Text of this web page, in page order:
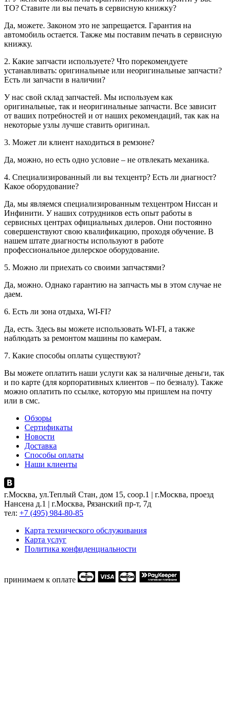
ТО? Ставите ли вы печать в сервисную книжку?
Да, можете. Законом это не запрещается. Гарантия на
автомобиль остается. Также мы поставим печать в сервисную
книжку.
2. Какие запчасти используете? Что порекомендуете
устанавливать: оригинальные или неоригинальные запчасти?
Есть ли запчасти в наличии?
У нас свой склад запчастей. Мы используем как
оригинальные, так и неоригинальные запчасти. Все зависит
от ваших потребностей и от наших рекомендаций, так как на
некоторые узлы лучше ставить оригинал.
3. Может ли клиент находиться в ремзоне?
Да, можно, но есть одно условие – не отвлекать механика.
4. Специализированный ли вы техцентр? Есть ли диагност?
Какое оборудование?
Да, мы являемся специализированным техцентром Ниссан и
Инфинити. У наших сотрудников есть опыт работы в
сервисных центрах официальных дилеров. Они постоянно
совершенствуют свою квалификацию, проходя обучение. В
нашем штате диагносты используют в работе
профессиональное дилерское оборудование.
5. Можно ли приехать со своими запчастями?
Да, можно. Однако гарантию на запчасть мы в этом случае не
даем.
6. Есть ли зона отдыха, WI-FI?
Да, есть. Здесь вы можете использовать WI-FI, а также
наблюдать за ремонтом машины по камерам.
7. Какие способы оплаты существуют?
Вы можете оплатить наши услуги как за наличные деньги, так
и по карте (для корпоративных клиентов – по безналу). Также
можно оплатить по ссылке, которую мы пришлем на почту
или в смс.
Обзоры
Сертификаты
Новости
Доставка
Способы оплаты
Наши клиенты
г.Москва, ул.Теплый Стан, дом 15, соор.1 | г.Москва, проезд
Нансена д.1 | г.Москва, Рязанский пр-т, 7д
тел: +7 (495) 984-80-85
Карта технического обслуживания
Карта услуг
Политика конфиденциальности
принимаем к оплате